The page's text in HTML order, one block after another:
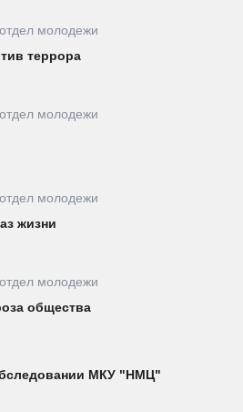
молодежи
террора
молодежи
молодежи
жизни
молодежи
общества
МКУ "НМЦ"